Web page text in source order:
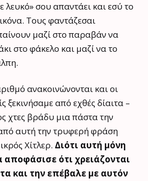
λευκό» σου απαντάει και εσύ το
Τους φαντάζεσαι
μαζί στο παραβάν να
στο φάκελο και μαζί να το
ανακοινώνονται και οι
ξεκινήσαμε από εχθές δίαιτα –
χτες βράδυ μια πάστα την
αυτή την τρυφερή φράση
Χίτλερ. Διότι αυτή μόνη
αποφάσισε ότι χρειάζονται
και την επέβαλε με αυτόν